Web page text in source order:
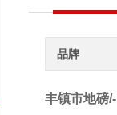
品牌
丰镇市地磅